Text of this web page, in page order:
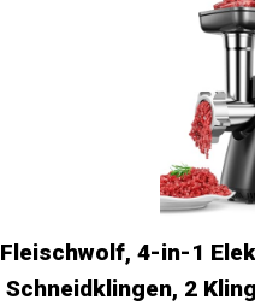
Fleischwolf, 4-in-1
Schneidklingen, 2